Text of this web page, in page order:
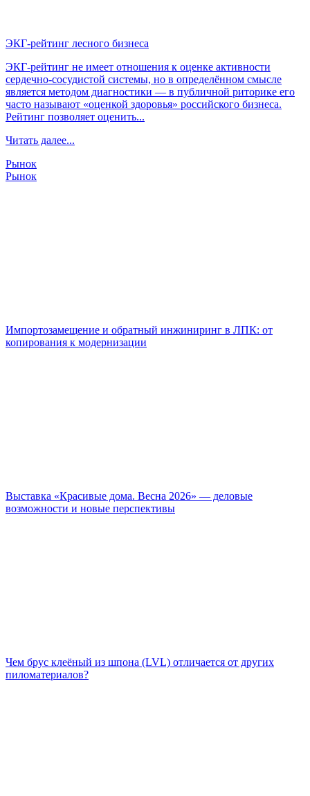
ЭКГ-рейтинг лесного бизнеса
ЭКГ-рейтинг не имеет отношения к оценке активности
сердечно-сосудистой системы, но в определённом смысле
является методом диагностики — в публичной риторике его
часто называют «оценкой здоровья» российского бизнеса.
Рейтинг позволяет оценить...
Читать далее...
Рынок
Рынок
Импортозамещение и обратный инжиниринг в ЛПК: от
копирования к модернизации
Выставка «Красивые дома. Весна 2026» — деловые
возможности и новые перспективы
Чем брус клеёный из шпона (LVL) отличается от других
пиломатериалов?